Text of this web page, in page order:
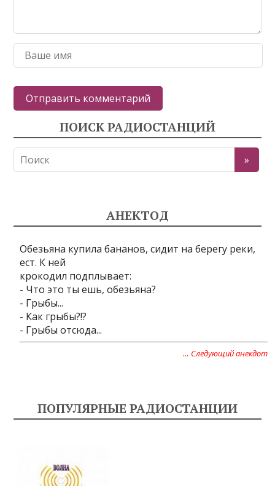
ПОИСК РАДИОСТАНЦИЙ
АНЕКТОД
Обезьяна купила бананов, сидит на берегу реки,
ест. К ней
крокодил подплывает:
- Что это ты ешь, обезьяна?
- Грыбы...
- Как грыбы?!?
- Грыбы отсюда...
… Следующий анекдот
ПОПУЛЯРНЫЕ РАДИОСТАНЦИИ